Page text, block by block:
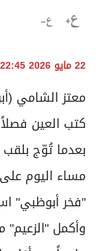
قصة صورة
كاريكتير
مواقيت الصلاة
الأحوال الجوية
22 مايو 2026 22:45
معتز الشامي
كتب العين
بعدما تُوّج
"فخر أبوظبي"
وأكمل "الزعيم"